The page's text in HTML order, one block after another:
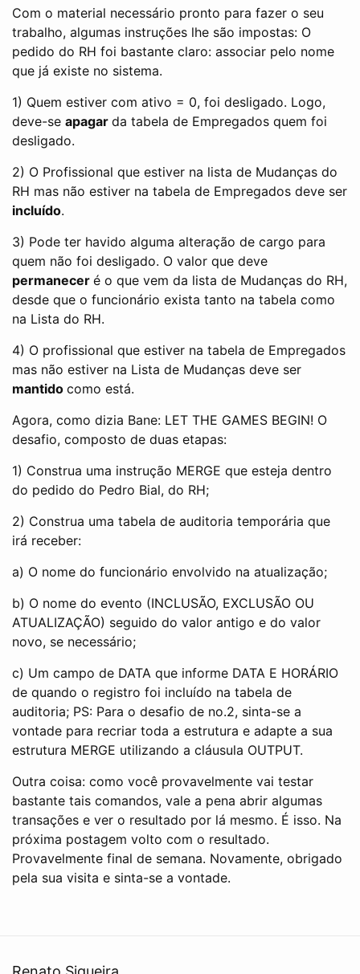
Com o material necessário pronto para fazer o seu
trabalho, algumas instruções lhe são impostas: O
pedido do RH foi bastante claro: associar pelo nome
que já existe no sistema.
1) Quem estiver com ativo = 0, foi desligado. Logo,
deve-se apagar da tabela de Empregados quem foi
desligado.
2) O Profissional que estiver na lista de Mudanças do
RH mas não estiver na tabela de Empregados deve ser
incluído.
3) Pode ter havido alguma alteração de cargo para
quem não foi desligado. O valor que deve
permanecer é o que vem da lista de Mudanças do RH,
desde que o funcionário exista tanto na tabela como
na Lista do RH.
4) O profissional que estiver na tabela de Empregados
mas não estiver na Lista de Mudanças deve ser
mantido como está.
Agora, como dizia Bane: LET THE GAMES BEGIN! O
desafio, composto de duas etapas:
1) Construa uma instrução MERGE que esteja dentro
do pedido do Pedro Bial, do RH;
2) Construa uma tabela de auditoria temporária que
irá receber:
a) O nome do funcionário envolvido na atualização;
b) O nome do evento (INCLUSÃO, EXCLUSÃO OU
ATUALIZAÇÃO) seguido do valor antigo e do valor
novo, se necessário;
c) Um campo de DATA que informe DATA E HORÁRIO
de quando o registro foi incluído na tabela de
auditoria; PS: Para o desafio de no.2, sinta-se a
vontade para recriar toda a estrutura e adapte a sua
estrutura MERGE utilizando a cláusula OUTPUT.
Outra coisa: como você provavelmente vai testar
bastante tais comandos, vale a pena abrir algumas
transações e ver o resultado por lá mesmo. É isso. Na
próxima postagem volto com o resultado.
Provavelmente final de semana. Novamente, obrigado
pela sua visita e sinta-se a vontade.